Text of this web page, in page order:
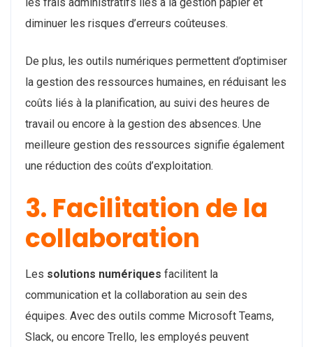
diminuer les risques d’erreurs coûteuses.
De plus, les outils numériques permettent d’optimiser
la gestion des ressources humaines, en réduisant les
coûts liés à la planification, au suivi des heures de
travail ou encore à la gestion des absences. Une
meilleure gestion des ressources signifie également
une réduction des coûts d’exploitation.
3. Facilitation de la
collaboration
Les solutions numériques facilitent la
communication et la collaboration au sein des
équipes. Avec des outils comme Microsoft Teams,
Slack, ou encore Trello, les employés peuvent